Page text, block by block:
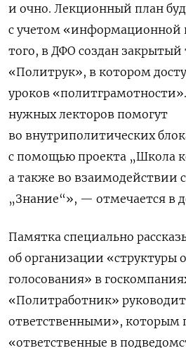
и очно. Лекционный план
с учетом «информационной
того, в ДФО создан
«Политрук», в котором
уроков
нужных лекторов помогут
во внутриполитических
с помощью проекта „Школа
а также во взаимодействии
„Знание“», — отмечается в
Памятка специально
об организации «структуры
голосования» в
«Политработник»
ответственными», которым
«ответственные в